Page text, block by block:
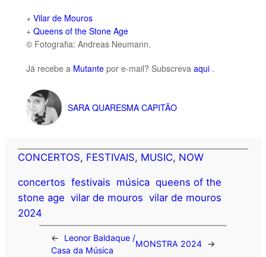
+ Vilar de Mouros
+ Queens of the Stone Age
© Fotografia: Andreas Neumann.
Já recebe a Mutantepor e-mail? Subscreva aqui .
SARA QUARESMA CAPITÃO
CONCERTOS, FESTIVAIS, MUSIC, NOW
concertos festivais música queens of the
stone age vilar de mouros vilar de mouros
2024
←
Leonor Baldaque /
Casa da Música
MONSTRA 2024 →